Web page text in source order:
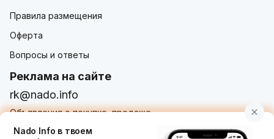
Правила размещения
Оферта
Вопросы и ответы
Реклама на сайте
rk@nado.info
Объявления о покупке, продаже,
услугах от частных лиц и организаций
Nado Info в твоем